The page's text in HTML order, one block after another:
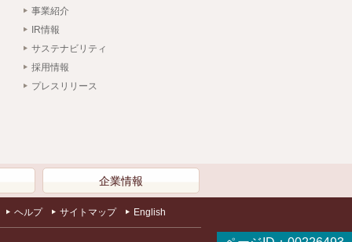
事業紹介
IR情報
サステナビリティ
採用情報
プレスリリース
企業情報
ヘルプ サイトマップ English